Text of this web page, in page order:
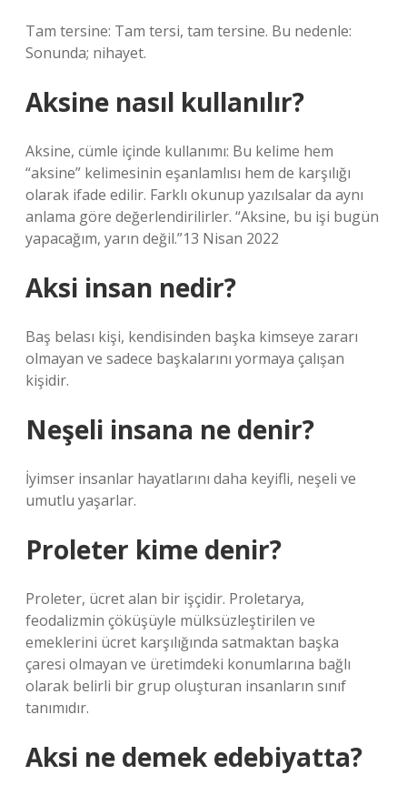
Tam tersine: Tam tersi, tam tersine. Bu nedenle:
Sonunda; nihayet.
Aksine nasıl kullanılır?
Aksine, cümle içinde kullanımı: Bu kelime hem
“aksine” kelimesinin eşanlamlısı hem de karşılığı
olarak ifade edilir. Farklı okunup yazılsalar da aynı
anlama göre değerlendirilirler. “Aksine, bu işi bugün
yapacağım, yarın değil.”13 Nisan 2022
Aksi insan nedir?
Baş belası kişi, kendisinden başka kimseye zararı
olmayan ve sadece başkalarını yormaya çalışan
kişidir.
Neşeli insana ne denir?
İyimser insanlar hayatlarını daha keyifli, neşeli ve
umutlu yaşarlar.
Proleter kime denir?
Proleter, ücret alan bir işçidir. Proletarya,
feodalizmin çöküşüyle ​​mülksüzleştirilen ve
emeklerini ücret karşılığında satmaktan başka
çaresi olmayan ve üretimdeki konumlarına bağlı
olarak belirli bir grup oluşturan insanların sınıf
tanımıdır.
Aksi ne demek edebiyatta?